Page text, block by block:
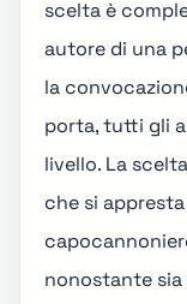
scelta è
autore di una
la
porta, tutti gli
livello. La
che si
nonostante